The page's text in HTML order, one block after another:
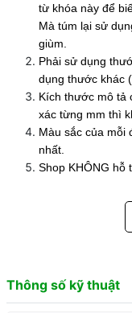
từ khóa này để
Mà túm lại sử
giùm.
Phải sử dụng
dụng thước khác
Kích thước mô tả
xác từng mm thì
Màu sắc của mỗi
nhất.
Shop KHÔNG hỗ
Thông số kỹ thuật